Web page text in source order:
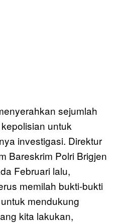
sejumlah
untuk
investigasi. Direktur
Bareskrim Polri Brigjen
Februari lalu,
memilah bukti-bukti
mendukung
kita lakukan,